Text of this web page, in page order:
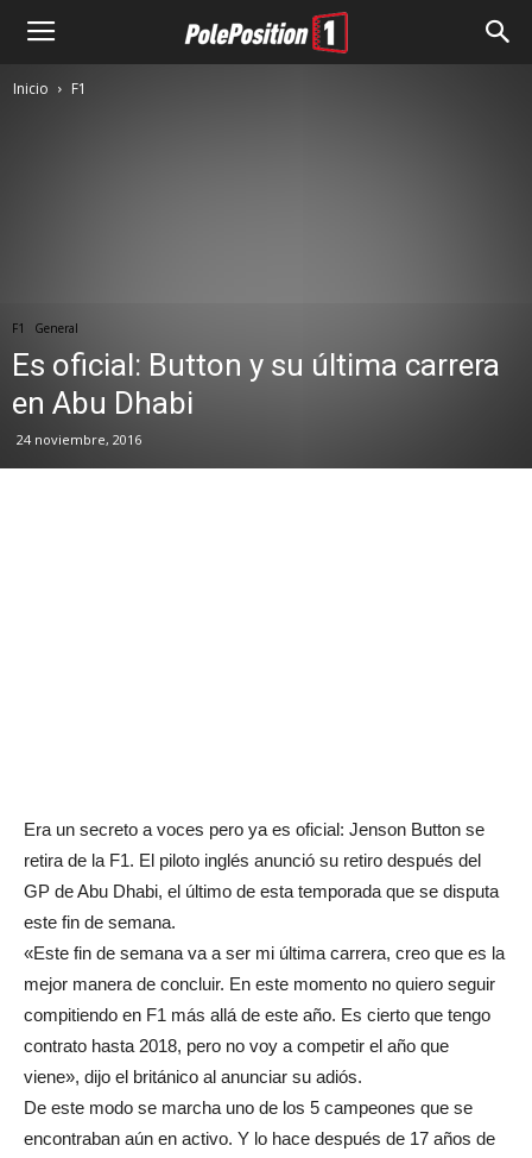
Inicio F1
F1 General
Es oficial: Button y su última carrera
en Abu Dhabi
24 noviembre, 2016
Era un secreto a voces pero ya es oficial: Jenson Button se
retira de la F1. El piloto inglés anunció su retiro después del
GP de Abu Dhabi, el último de esta temporada que se disputa
este fin de semana.
«Este fin de semana va a ser mi última carrera, creo que es la
mejor manera de concluir. En este momento no quiero seguir
compitiendo en F1 más allá de este año. Es cierto que tengo
contrato hasta 2018, pero no voy a competir el año que
viene», dijo el británico al anunciar su adiós.
De este modo se marcha uno de los 5 campeones que se
encontraban aún en activo. Y lo hace después de 17 años de